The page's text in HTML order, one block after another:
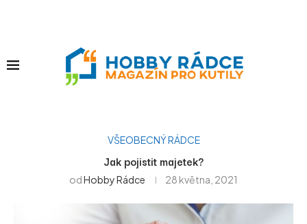
VŠEOBECNÝ RÁDCE
Jak pojistit majetek?
odHobby Rádce 28 května, 2021